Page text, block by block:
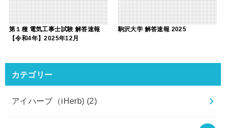
第１種 電気工事士試験 解答速報
【令和4年】2025年12月
駒沢大学 解答速報 2025
カテゴリー
アイハーブ（iHerb) (2)